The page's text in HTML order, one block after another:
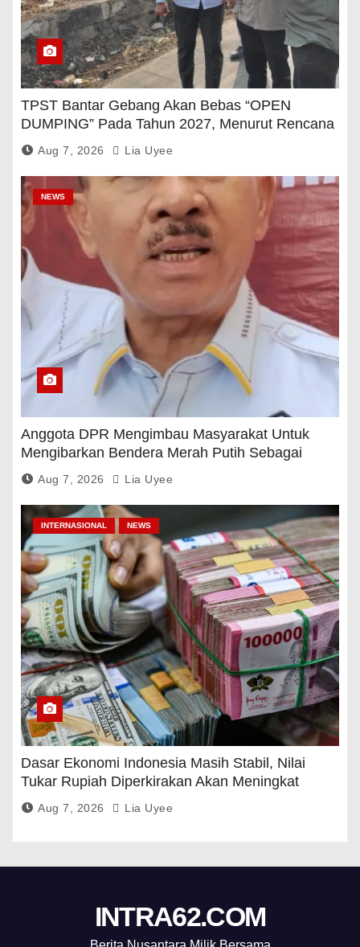
TPST Bantar Gebang Akan Bebas “OPEN
DUMPING” Pada Tahun 2027, Menurut Rencana
Pemerintah
Aug 7, 2026 Lia Uyee
NEWS
Anggota DPR Mengimbau Masyarakat Untuk
Mengibarkan Bendera Merah Putih Sebagai
Tanda Rasa Terima Kasih
Aug 7, 2026 Lia Uyee
INTERNASIONAL NEWS
Dasar Ekonomi Indonesia Masih Stabil, Nilai
Tukar Rupiah Diperkirakan Akan Meningkat
Aug 7, 2026 Lia Uyee
INTRA62.COM